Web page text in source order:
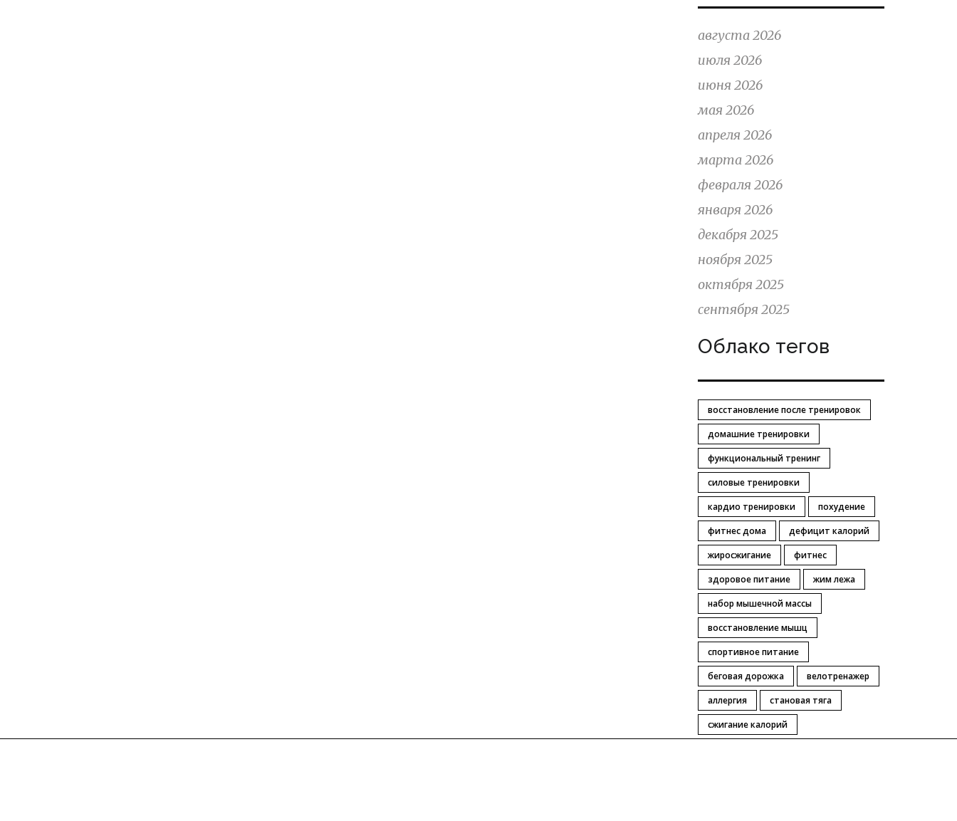
августа 2026
июля 2026
июня 2026
мая 2026
апреля 2026
марта 2026
февраля 2026
января 2026
декабря 2025
ноября 2025
октября 2025
сентября 2025
Облако тегов
восстановление после тренировок
домашние тренировки
функциональный тренинг
силовые тренировки
кардио тренировки
похудение
фитнес дома
дефицит калорий
жиросжигание
фитнес
здоровое питание
жим лежа
набор мышечной массы
восстановление мышц
спортивное питание
беговая дорожка
велотренажер
аллергия
становая тяга
сжигание калорий